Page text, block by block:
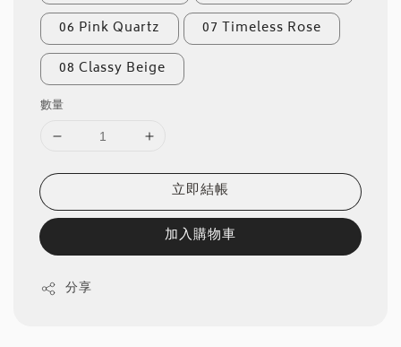
06 Pink Quartz
07 Timeless Rose
08 Classy Beige
數量
立即結帳
加入購物車
分享